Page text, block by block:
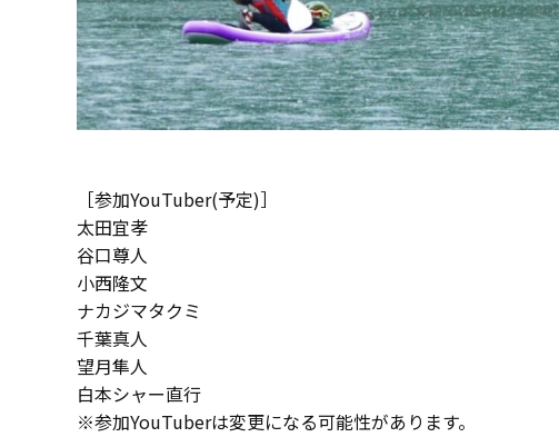
［参加YouTuber(予定)］
太田宜孝
谷口尊人
小西隆文
ナカジマタクミ
千葉真人
望月隼人
白本シャー直行
※参加YouTuberは変更になる可能性があります。